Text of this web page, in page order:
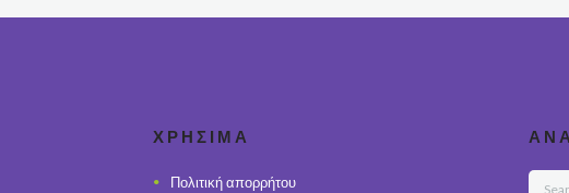
ΧΡΉΣΙΜΑ
Πολιτική απορρήτου